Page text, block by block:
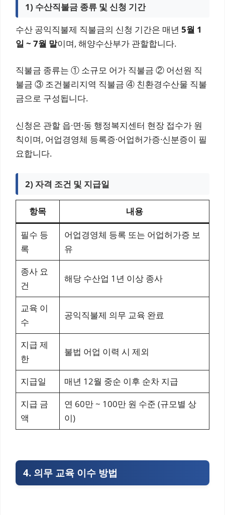
1) 수산직불금 종류 및 신청 기간
수산 공익직불제 직불금의 신청 기간은 매년 5월 1
일 ~ 7월 말이며, 해양수산부가 관할합니다.
직불금 종류는 ① 소규모 어가 직불금 ② 어선원 직
불금 ③ 조건불리지역 직불금 ④ 친환경수산물 직불
금으로 구성됩니다.
신청은 관할 읍·면·동 행정복지센터 현장 접수가 원
칙이며, 어업경영체 등록증·어업허가증·신분증이 필
요합니다.
2) 자격 조건 및 지급일
항목 내용
필수 등
록
어업경영체 등록 또는 어업허가증 보
유
종사 요
건
해당 수산업 1년 이상 종사
교육 이
수
공익직불제 의무 교육 완료
지급 제
한
불법 어업 이력 시 제외
지급일
매년 12월 중순 이후 순차 지급
지급 금
액
연 60만 ~ 100만 원 수준 (규모별 상
이)
4. 의무 교육 이수 방법